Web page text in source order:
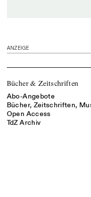
ANZEIGE
Bücher & Zeitschriften
Abo-Angebote
Bücher, Zeitschriften,
Open Access
TdZ Archiv